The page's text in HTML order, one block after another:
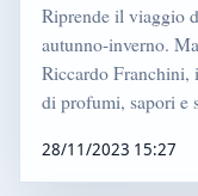
Riprende il viaggio
autunno-inverno.
Riccardo Franchini,
di profumi, sapori e
28/11/2023 15:27